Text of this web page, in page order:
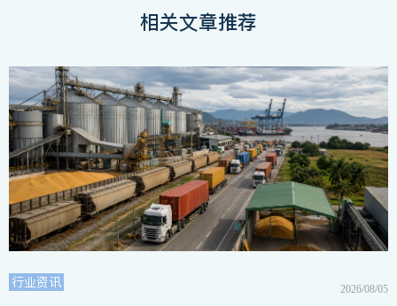
相关文章推荐
2026/08/05
行业资讯